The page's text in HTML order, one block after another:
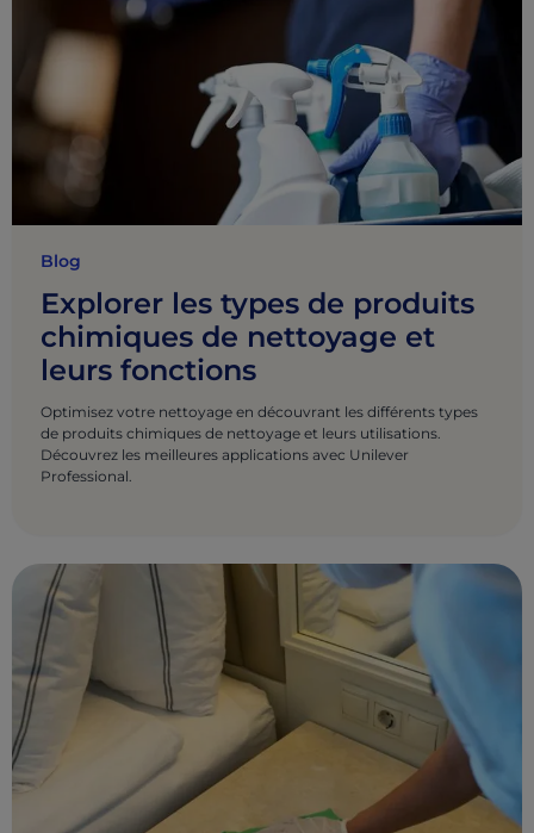
Blog
Explorer les types de produits
chimiques de nettoyage et
leurs fonctions
Optimisez votre nettoyage en découvrant les différents types
de produits chimiques de nettoyage et leurs utilisations.
Découvrez les meilleures applications avec Unilever
Professional.